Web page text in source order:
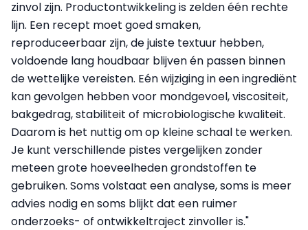
zinvol zijn. Productontwikkeling is zelden één rechte
lijn. Een recept moet goed smaken,
reproduceerbaar zijn, de juiste textuur hebben,
voldoende lang houdbaar blijven én passen binnen
de wettelijke vereisten. Eén wijziging in een ingrediënt
kan gevolgen hebben voor mondgevoel, viscositeit,
bakgedrag, stabiliteit of microbiologische kwaliteit.
Daarom is het nuttig om op kleine schaal te werken.
Je kunt verschillende pistes vergelijken zonder
meteen grote hoeveelheden grondstoffen te
gebruiken. Soms volstaat een analyse, soms is meer
advies nodig en soms blijkt dat een ruimer
onderzoeks- of ontwikkeltraject zinvoller is."